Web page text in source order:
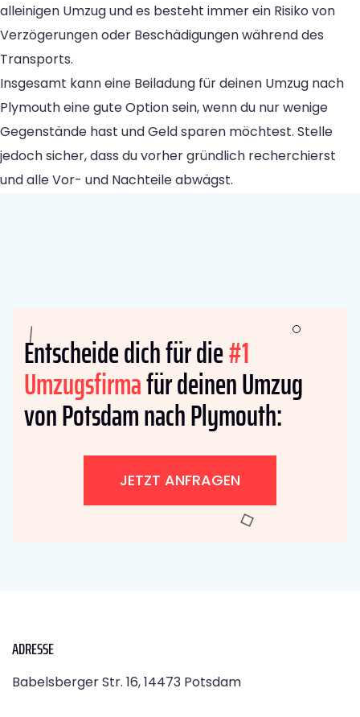
alleinigen Umzug und es besteht immer ein Risiko von
Verzögerungen oder Beschädigungen während des
Transports.
Insgesamt kann eine Beiladung für deinen Umzug nach
Plymouth eine gute Option sein, wenn du nur wenige
Gegenstände hast und Geld sparen möchtest. Stelle
jedoch sicher, dass du vorher gründlich recherchierst
und alle Vor- und Nachteile abwägst.
Entscheide dich für die#1
Umzugsfirmafür deinen Umzug
von Potsdam nach Plymouth:
JETZT ANFRAGEN
ADRESSE
Babelsberger Str. 16, 14473 Potsdam